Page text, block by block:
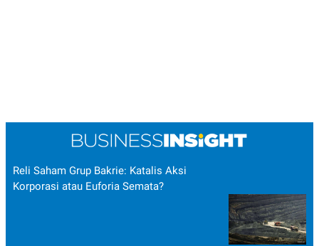
Reli Saham Grup Bakrie: Katalis Aksi
Korporasi atau Euforia Semata?